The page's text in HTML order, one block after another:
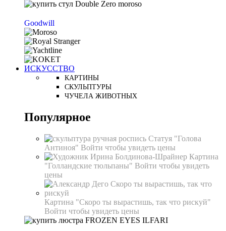
Goodwill
ИСКУССТВО
КАРТИНЫ
СКУЛЬПТУРЫ
ЧУЧЕЛА ЖИВОТНЫХ
Популярное
Статуя "Голова
Антиноя" Войти чтобы увидеть цены
Картина
"Голландские тюльпаны" Войти чтобы увидеть
цены
Картина "Скоро ты вырастишь, так что рискуй"
Войти чтобы увидеть цены